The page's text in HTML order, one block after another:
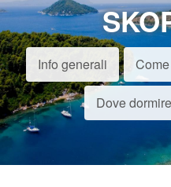
Info generali
Dove dormire